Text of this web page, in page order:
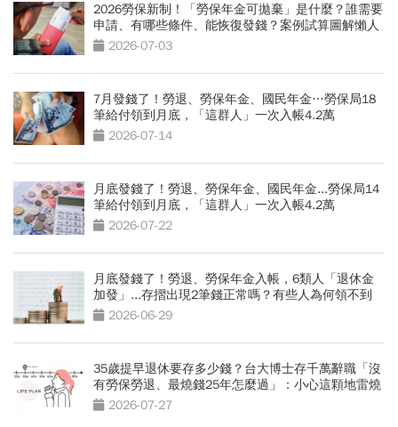
2026勞保新制！「勞保年金可拋棄」是什麼？誰需要
申請、有哪些條件、能恢復發錢？案例試算圖解懶人
包 2026-07-03
7月發錢了！勞退、勞保年金、國民年金…勞保局18
筆給付領到月底，「這群人」一次入帳4.2萬
2026-07-14
月底發錢了！勞退、勞保年金、國民年金...勞保局14
筆給付領到月底，「這群人」一次入帳4.2萬
2026-07-22
月底發錢了！勞退、勞保年金入帳，6類人「退休金
加發」...存摺出現2筆錢正常嗎？有些人為何領不到
2026-06-29
35歲提早退休要存多少錢？台大博士存千萬辭職「沒
有勞保勞退、最燒錢25年怎麼過」：小心這顆地雷燒
光存款
2026-07-27